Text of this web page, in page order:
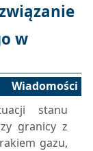
w
Wiadomości
stanu
granicy z
gazu,